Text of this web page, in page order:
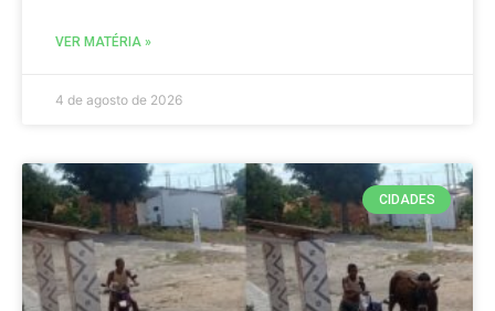
VER MATÉRIA »
4 de agosto de 2026
CIDADES